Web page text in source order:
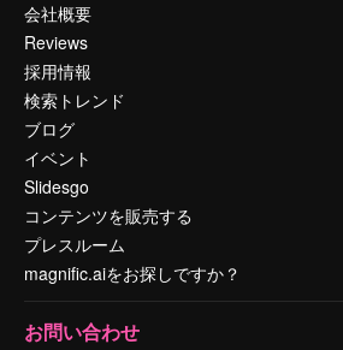
会社概要
Reviews
採用情報
検索トレンド
ブログ
イベント
Slidesgo
コンテンツを販売する
プレスルーム
magnific.aiをお探しですか？
お問い合わせ